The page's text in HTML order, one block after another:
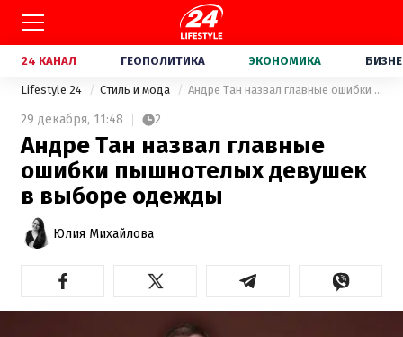
24 КАНАЛ ГЕОПОЛИТИКА ЭКОНОМИКА
Lifestyle 24 Стиль и мода Андре Тан назвал главные ошибки пышнотелых девушек в выборе одежды
29 декабря, 11:48 2
Андре Тан назвал главные
ошибки пышнотелых девушек
в выборе одежды
Юлия Михайлова